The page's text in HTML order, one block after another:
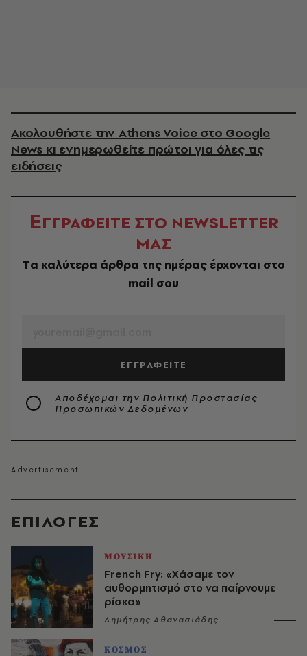
EΠΙΛΟΓΈΣ
ΜΟΥΣΙΚΗ
French Fry: «Χάσαμε τον
αυθορμητισμό στο να παίρνουμε
ρίσκα»
Δημήτρης Αθανασιάδης
ΚΟΣΜΟΣ
Ακολουθήστε την Athens Voice στο Google
News κι ενημερωθείτε πρώτοι για όλες τις
ειδήσεις
ΕΓΓΡΑΦΕΙΤΕ ΣΤΟ NEWSLETTER
ΜΑΣ
Tα καλύτερα άρθρα της ημέρας έρχονται στο
mail σου
ΕΓΓΡΑΦΕΙΤΕ
Αποδέχομαι την Πολιτική Προστασίας
Προσωπικών Δεδομένων